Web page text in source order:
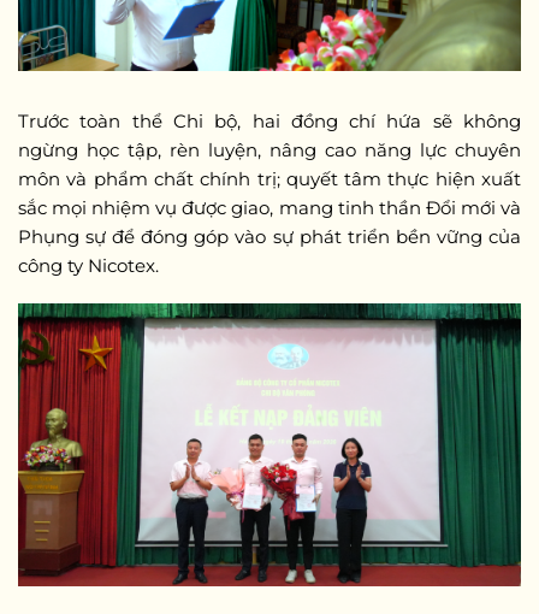
Trước toàn thể Chi bộ, hai đồng chí hứa sẽ không
ngừng học tập, rèn luyện, nâng cao năng lực chuyên
môn và phẩm chất chính trị; quyết tâm thực hiện xuất
sắc mọi nhiệm vụ được giao, mang tinh thần Đổi mới và
Phụng sự để đóng góp vào sự phát triển bền vững của
công ty Nicotex.